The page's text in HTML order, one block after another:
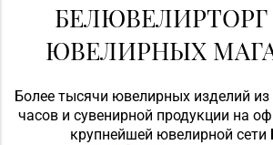
БЕЛЮВЕЛИРТОРГ
ЮВЕЛИРНЫХ
Более тысячи ювелирных изделий из
часов и сувенирной продукции на
крупнейшей ювелирной сети